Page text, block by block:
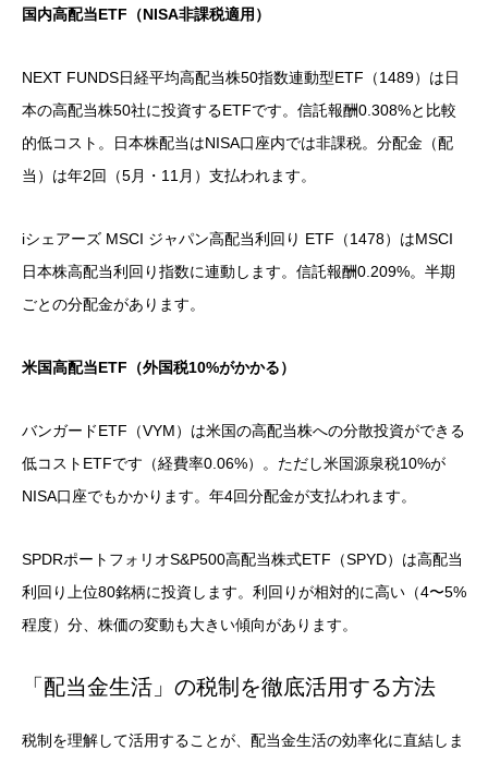
国内高配当ETF（NISA非課税適用）
NEXT FUNDS日経平均高配当株50指数連動型ETF（1489）は日
本の高配当株50社に投資するETFです。信託報酬0.308%と比較
的低コスト。日本株配当はNISA口座内では非課税。分配金（配
当）は年2回（5月・11月）支払われます。
iシェアーズ MSCI ジャパン高配当利回り ETF（1478）はMSCI
日本株高配当利回り指数に連動します。信託報酬0.209%。半期
ごとの分配金があります。
米国高配当ETF（外国税10%がかかる）
バンガードETF（VYM）は米国の高配当株への分散投資ができる
低コストETFです（経費率0.06%）。ただし米国源泉税10%が
NISA口座でもかかります。年4回分配金が支払われます。
SPDRポートフォリオS&P500高配当株式ETF（SPYD）は高配当
利回り上位80銘柄に投資します。利回りが相対的に高い（4〜5%
程度）分、株価の変動も大きい傾向があります。
「配当金生活」の税制を徹底活用する方法
税制を理解して活用することが、配当金生活の効率化に直結しま